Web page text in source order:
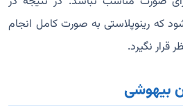
که رینوپلاستی به صورت کامل انجام
بیهوشی